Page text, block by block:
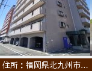
住所：福岡県北九州市…